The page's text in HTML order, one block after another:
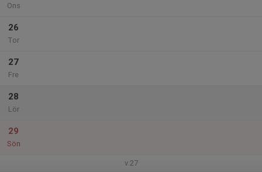
Ons
26
Tor
27
Fre
28
Lör
29
Sön
v.27